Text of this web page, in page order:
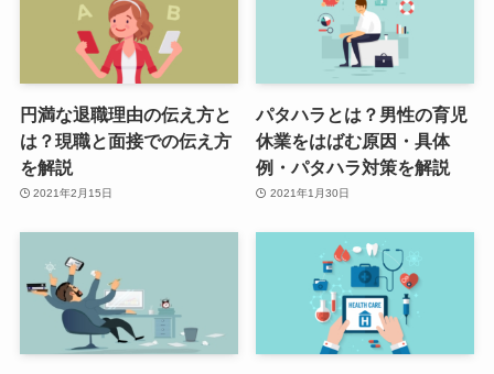
円満な退職理由の伝え方と
は？現職と面接での伝え方
を解説
2021年2月15日
パタハラとは？男性の育児
休業をはばむ原因・具体
例・パタハラ対策を解説
2021年1月30日